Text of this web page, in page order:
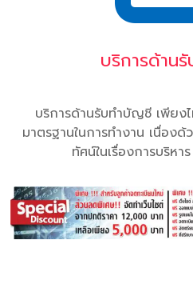
บริการด้าน
บริการด้านรับทำบัญชี เพียงไ
มาตรฐานในการทำงาน เนื่อง
ทัศน์ในเรื่องการบริห